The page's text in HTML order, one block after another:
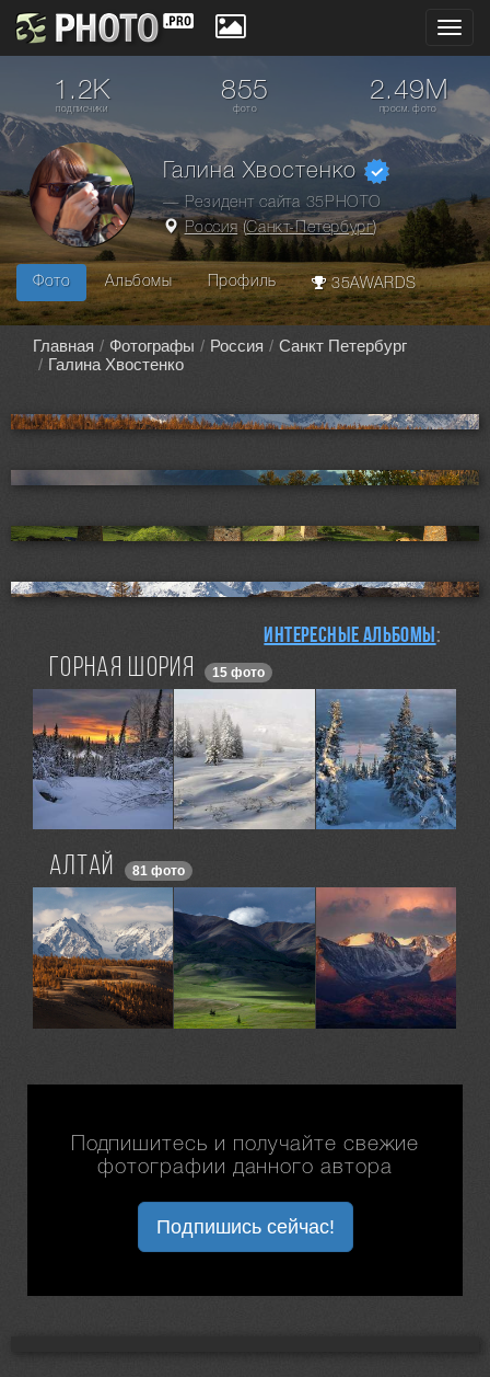
1.2K
подписчики
855
фото
2.49M
просм. фото
Галина Хвостенко
— Резидент сайта 35PHOTO
Россия (Санкт-Петербург)
Фото Альбомы Профиль 35AWARDS
Главная Фотографы Россия
Санкт Петербург
Галина Хвостенко
Интересные альбомы:
Горная Шория 15 фото
Алтай 81 фото
Подпишитесь и получайте свежие
фотографии данного автора
Подпишись сейчас!